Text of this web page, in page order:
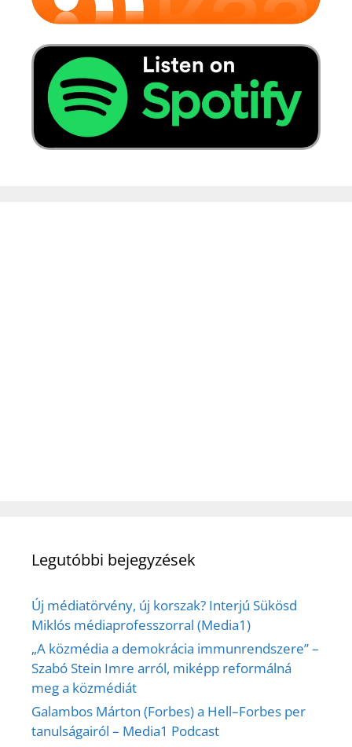
Legutóbbi bejegyzések
Új médiatörvény, új korszak? Interjú Sükösd
Miklós médiaprofesszorral (Media1)
„A közmédia a demokrácia immunrendszere” –
Szabó Stein Imre arról, miképp reformálná
meg a közmédiát
Galambos Márton (Forbes) a Hell–Forbes per
tanulságairól – Media1 Podcast